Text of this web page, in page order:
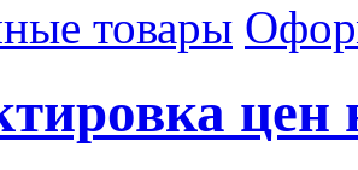
товары
цен